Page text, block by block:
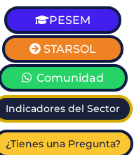
PESEM
STARSOL
Comunidad
Indicadores del Sector
¿Tienes una Pregunta?